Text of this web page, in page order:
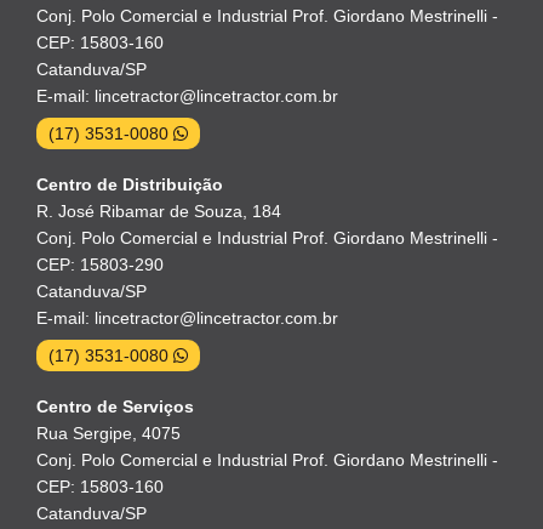
Conj. Polo Comercial e Industrial Prof. Giordano Mestrinelli -
CEP: 15803-160
Catanduva/SP
E-mail: lincetractor@lincetractor.com.br
(17) 3531-0080
Centro de Distribuição
R. José Ribamar de Souza, 184
Conj. Polo Comercial e Industrial Prof. Giordano Mestrinelli -
CEP: 15803-290
Catanduva/SP
E-mail: lincetractor@lincetractor.com.br
(17) 3531-0080
Centro de Serviços
Rua Sergipe, 4075
Conj. Polo Comercial e Industrial Prof. Giordano Mestrinelli -
CEP: 15803-160
Catanduva/SP